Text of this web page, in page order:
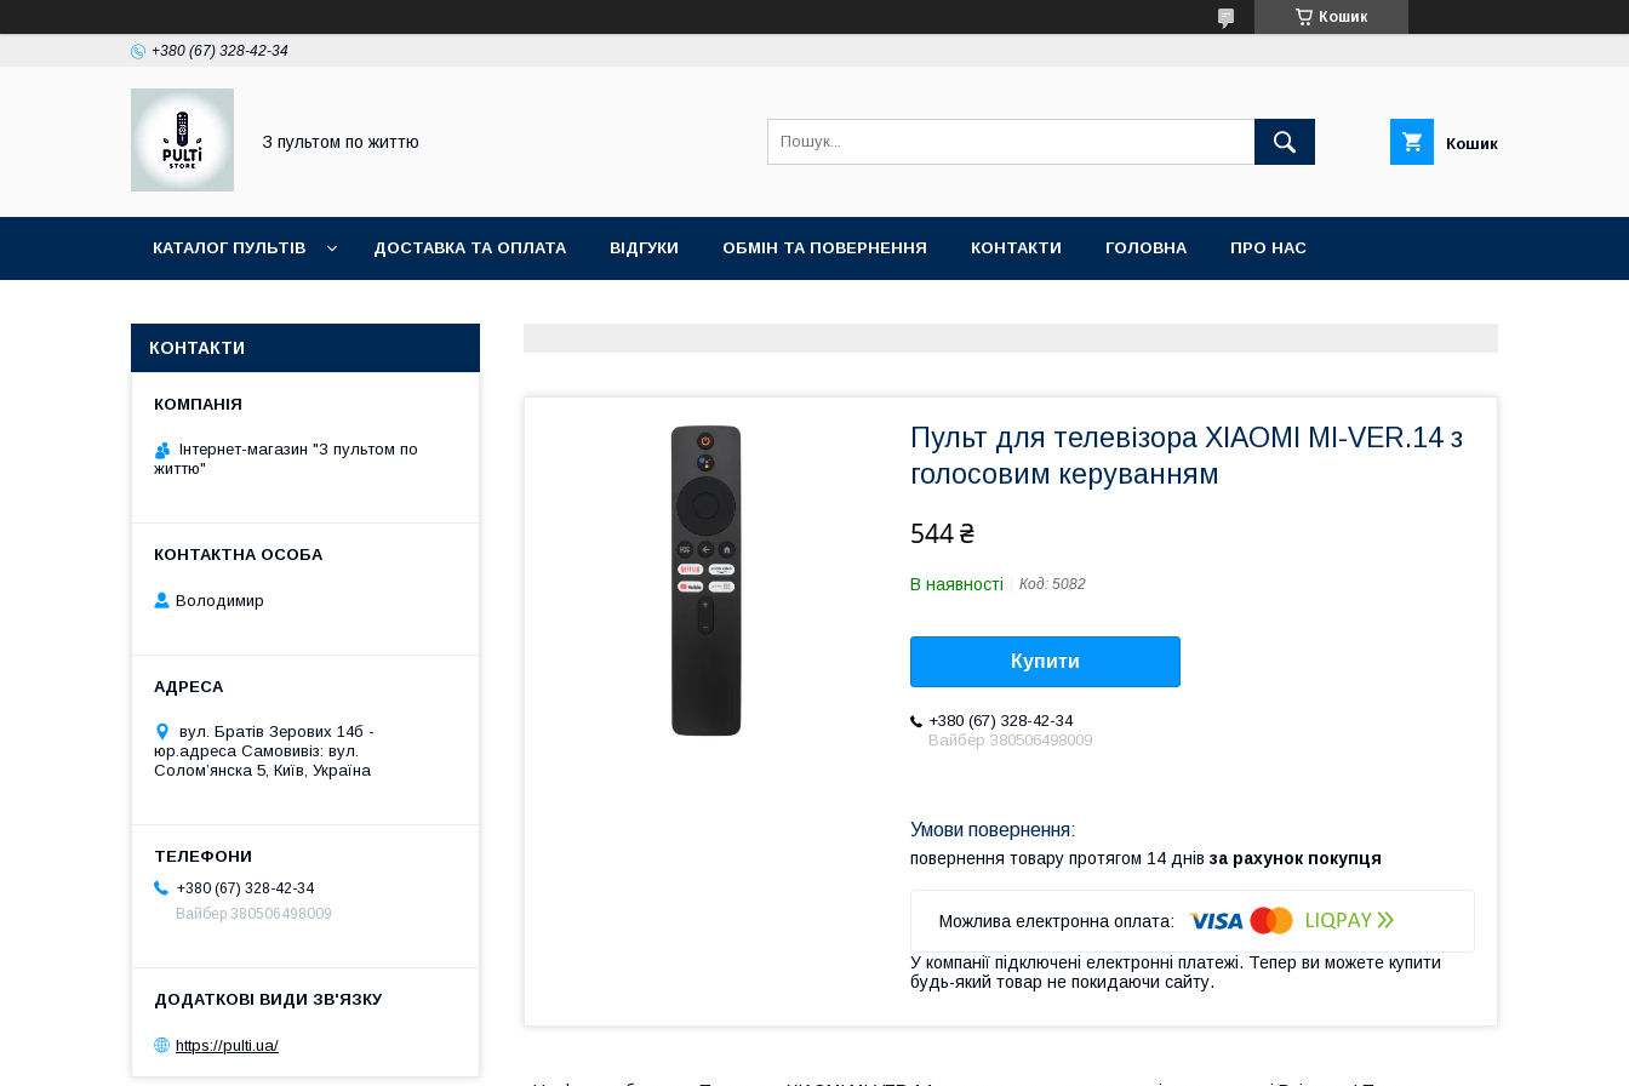
Кошик
+380 (67) 328-42-34
З пультом по життю Кошик
КАТАЛОГ ПУЛЬТІВ ДОСТАВКА ТА ОПЛАТА ВІДГУКИ ОБМІН ТА ПОВЕРНЕННЯ КОНТАКТИ ГОЛОВНА ПРО НАС
Пульт для телевізора XIAOMI MI-VER.14 з
голосовим керуванням
544 ₴
В наявності Код: 5082
Купити
+380 (67) 328-42-34
Вайбер 380506498009
повернення товару протягом 14 днів за рахунок покупця
У компанії підключені електронні платежі. Тепер ви можете купити
будь-який товар не покидаючи сайту.
КОНТАКТИ
Інтернет-магазин "З пультом по
життю"
Володимир
вул. Братів Зерових 14б -
юр.адреса Самовивіз: вул.
Соломʼянска 5, Київ, Україна
+380 (67) 328-42-34
Вайбер 380506498009
https://pulti.ua/